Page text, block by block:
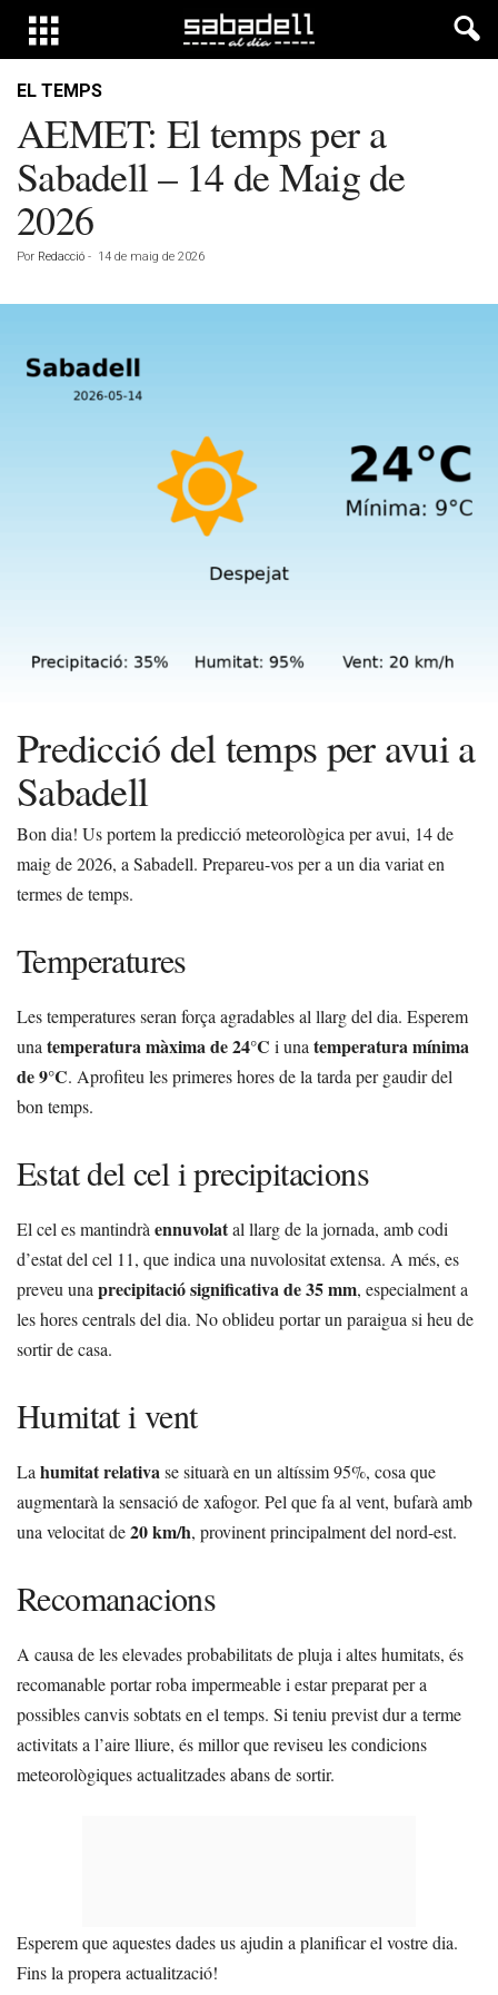
EL TEMPS
AEMET: El temps per a
Sabadell – 14 de Maig de
2026
Por Redacció - 14 de maig de 2026
Predicció del temps per avui a
Sabadell
Bon dia! Us portem la predicció meteorològica per avui, 14 de
maig de 2026, a Sabadell. Prepareu-vos per a un dia variat en
termes de temps.
Temperatures
Les temperatures seran força agradables al llarg del dia. Esperem
unatemperatura màxima de 24°C i unatemperatura mínima
de 9°C. Aprofiteu les primeres hores de la tarda per gaudir del
bon temps.
Estat del cel i precipitacions
El cel es mantindràennuvolatal llarg de la jornada, amb codi
d’estat del cel 11, que indica una nuvolositat extensa. A més, es
preveu unaprecipitació significativa de 35 mm, especialment a
les hores centrals del dia. No oblideu portar un paraigua si heu de
sortir de casa.
Humitat i vent
Lahumitat relativase situarà en un altíssim 95%, cosa que
augmentarà la sensació de xafogor. Pel que fa al vent, bufarà amb
una velocitat de20 km/h, provinent principalment del nord-est.
Recomanacions
A causa de les elevades probabilitats de pluja i altes humitats, és
recomanable portar roba impermeable i estar preparat per a
possibles canvis sobtats en el temps. Si teniu previst dur a terme
activitats a l’aire lliure, és millor que reviseu les condicions
meteorològiques actualitzades abans de sortir.
Esperem que aquestes dades us ajudin a planificar el vostre dia.
Fins la propera actualització!